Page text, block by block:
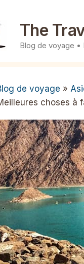
The
Blog de voyage •
de voyage »
choses à